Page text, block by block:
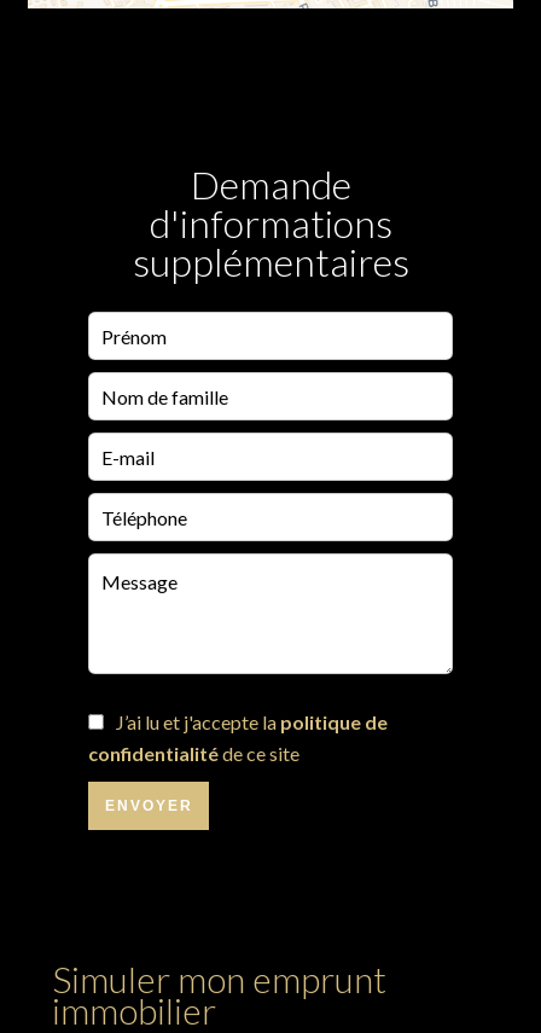
Demande
d'informations
supplémentaires
J’ai lu et j'accepte la politique de
confidentialitéde ce site
ENVOYER
Simuler mon emprunt
immobilier